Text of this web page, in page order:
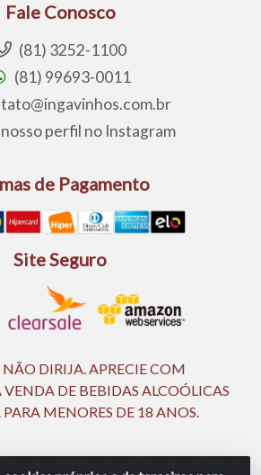
Fale Conosco
(81) 3252-1100
(81) 99693-0011
nosso perfil no Instagram
de Pagamento
Site Seguro
NÃO DIRIJA. APRECIE COM
DE BEBIDAS ALCOÓLICAS
MENORES DE 18 ANOS.
Ltda | CNPJ 05.390.477/0002-25 -